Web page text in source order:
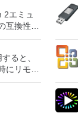
ティリテ
（特にシ
領域の管
ションテ
スク領域
す。 パ
システ
とパーテ
ンをマー
を再分配
2エミュ
互換性率
ゲームの
り強力な
場合、
です。
ローエン
提供する
すべて
ると、
にリモー
のどこ
ると、